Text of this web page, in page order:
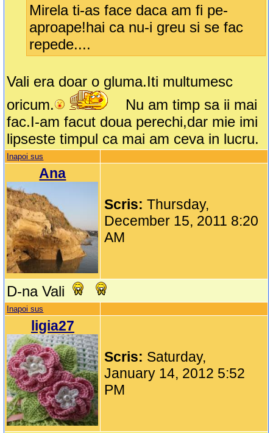
Mirela ti-as face daca am fi pe-
aproape!hai ca nu-i greu si se fac
repede....
Vali era doar o gluma.Iti multumesc
oricum.
Nu am timp sa ii mai
fac.I-am facut doua perechi,dar mie imi
lipseste timpul ca mai am ceva in lucru.
Inapoi sus
Ana
Scris:Thursday,
December 15, 2011 8:20
AM
D-na Vali
Inapoi sus
ligia27
Scris: Saturday,
January 14, 2012 5:52
PM